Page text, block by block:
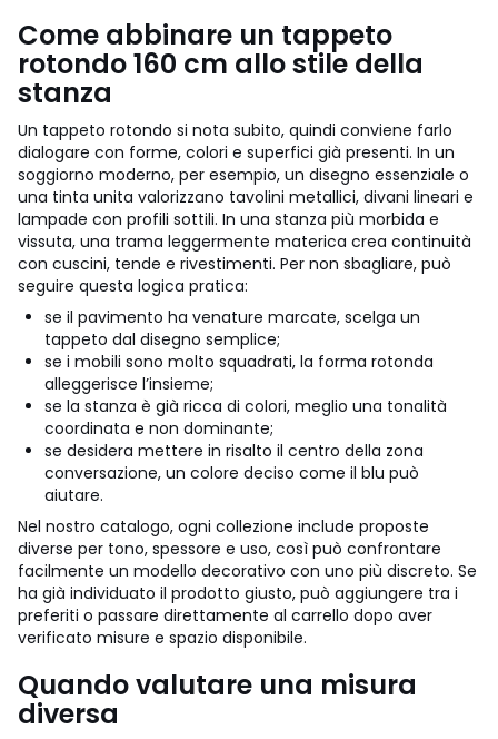
Come abbinare un tappeto
rotondo 160 cm allo stile della
stanza
Un tappeto rotondo si nota subito, quindi conviene farlo
dialogare con forme, colori e superfici già presenti. In un
soggiorno moderno, per esempio, un disegno essenziale o
una tinta unita valorizzano tavolini metallici, divani lineari e
lampade con profili sottili. In una stanza più morbida e
vissuta, una trama leggermente materica crea continuità
con cuscini, tende e rivestimenti. Per non sbagliare, può
seguire questa logica pratica:
se il pavimento ha venature marcate, scelga un
tappeto dal disegno semplice;
se i mobili sono molto squadrati, la forma rotonda
alleggerisce l’insieme;
se la stanza è già ricca di colori, meglio una tonalità
coordinata e non dominante;
se desidera mettere in risalto il centro della zona
conversazione, un colore deciso come il blu può
aiutare.
Nel nostro catalogo, ogni collezione include proposte
diverse per tono, spessore e uso, così può confrontare
facilmente un modello decorativo con uno più discreto. Se
ha già individuato il prodotto giusto, può aggiungere tra i
preferiti o passare direttamente al carrello dopo aver
verificato misure e spazio disponibile.
Quando valutare una misura
diversa